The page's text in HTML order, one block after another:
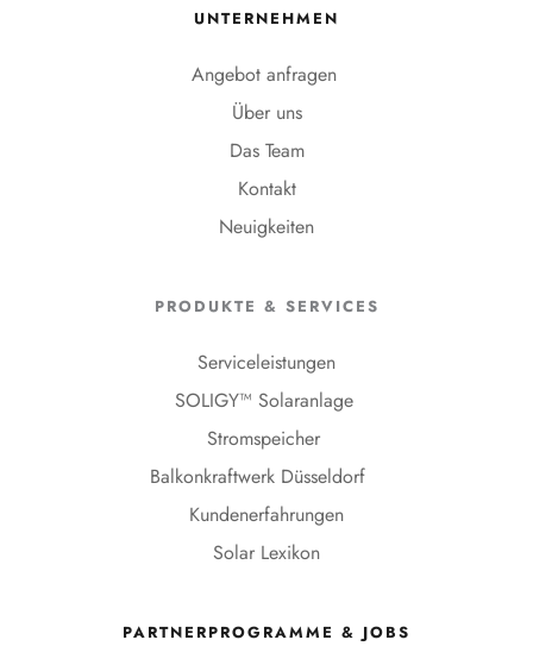
UNTERNEHMEN
Angebot anfragen
Über uns
Das Team
Kontakt
Neuigkeiten
PRODUKTE & SERVICES
Serviceleistungen
SOLIGY™ Solaranlage
Stromspeicher
Balkonkraftwerk Düsseldorf
Kundenerfahrungen
Solar Lexikon
PARTNERPROGRAMME & JOBS